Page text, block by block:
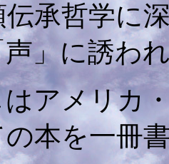
承哲学に
声」に誘わ
アメリカ
の本を一冊